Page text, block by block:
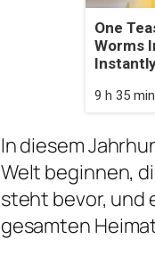
One
Worms
9 h 35 min
In diesem
Welt beginnen,
steht bevor, und
gesamten